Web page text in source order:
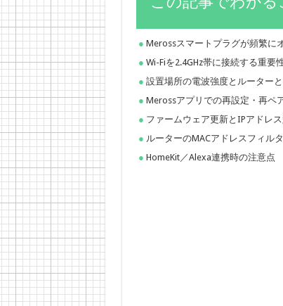
Merossスマートプラグが頻繁に
Wi-Fiを2.4GHz帯に接続する重要
設置場所の電波強度とルーター
Merossアプリでの再設定・再ペ
ファームウェア更新とIPアドレ
ルーターのMACアドレスフィル
HomeKit／Alexa連携時の注意点